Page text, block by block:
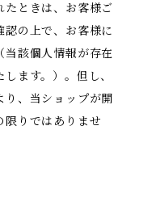
ときは、お客様ご
の上で、お客様に
当該個人情報が存在
ます。）。但し、
り、当ショップが開
限りではありませ